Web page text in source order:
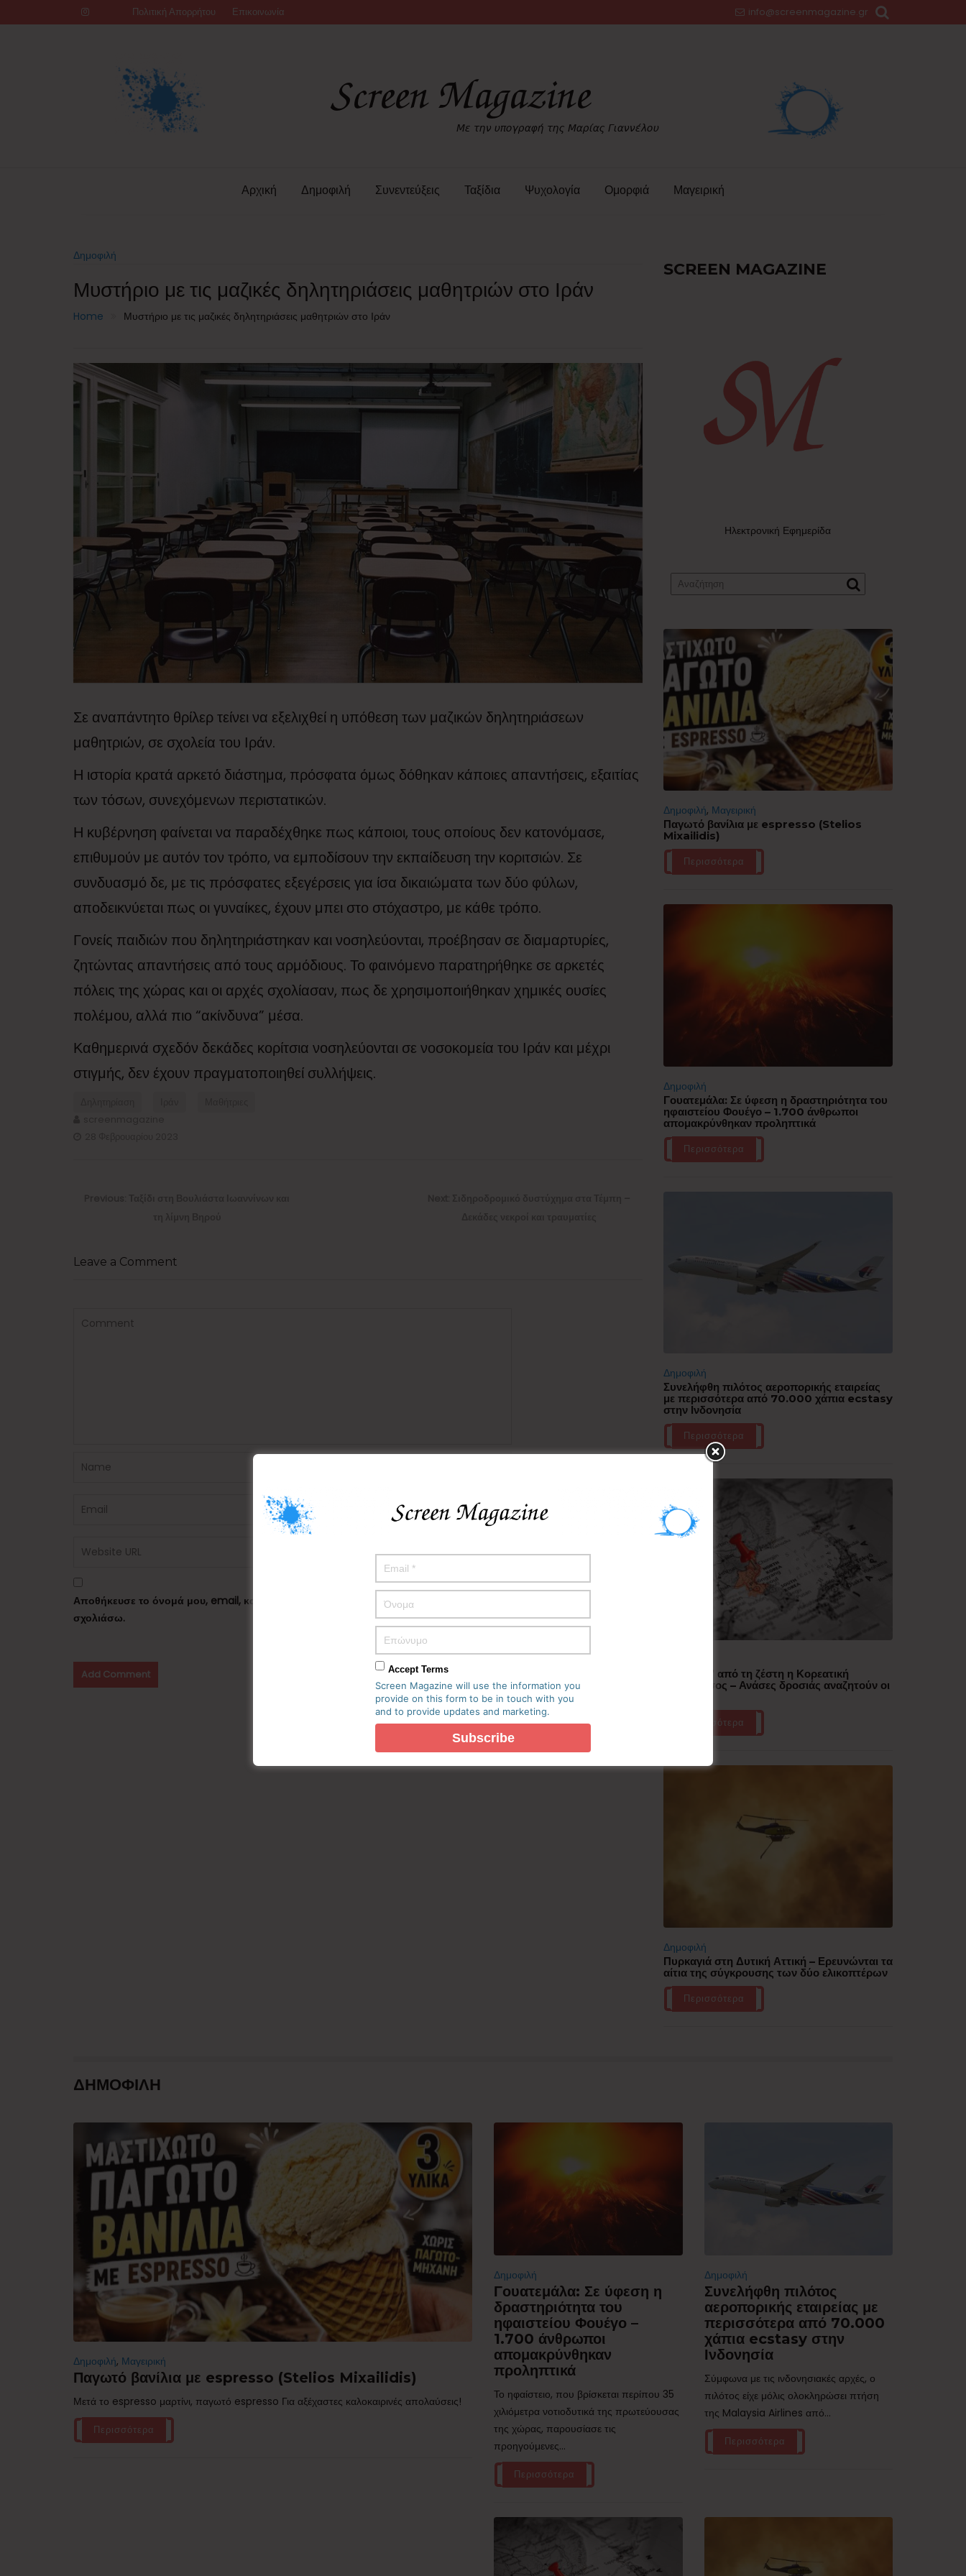
to
Πολιτική Απορρήτου Επικοινωνία info@screenmagazine.gr
Αρχική Δημοφιλή Συνεντεύξεις Ταξίδια Ψυχολογία Ομορφιά Μαγειρική
Δημοφιλή
Μυστήριο με τις μαζικές δηλητηριάσεις μαθητριών στο Ιράν
Home Μυστήριο με τις μαζικές δηλητηριάσεις μαθητριών στο Ιράν
Σε αναπάντητο θρίλερ τείνει να εξελιχθεί η υπόθεση των μαζικών δηλητηριάσεων
μαθητριών, σε σχολεία του Ιράν.
Η ιστορία κρατά αρκετό διάστημα, πρόσφατα όμως δόθηκαν κάποιες απαντήσεις, εξαιτίας
των τόσων, συνεχόμενων περιστατικών.
Η κυβέρνηση φαίνεται να παραδέχθηκε πως κάποιοι, τους οποίους δεν κατονόμασε,
επιθυμούν με αυτόν τον τρόπο, να εμποδίσουν την εκπαίδευση την κοριτσιών. Σε
συνδυασμό δε, με τις πρόσφατες εξεγέρσεις για ίσα δικαιώματα των δύο φύλων,
αποδεικνύεται πως οι γυναίκες, έχουν μπει στο στόχαστρο, με κάθε τρόπο.
Γονείς παιδιών που δηλητηριάστηκαν και νοσηλεύονται, προέβησαν σε διαμαρτυρίες,
ζητώντας απαντήσεις από τους αρμόδιους. Το φαινόμενο παρατηρήθηκε σε αρκετές
πόλεις της χώρας και οι αρχές σχολίασαν, πως δε χρησιμοποιήθηκαν χημικές ουσίες
πολέμου, αλλά πιο “ακίνδυνα” μέσα.
Καθημερινά σχεδόν δεκάδες κορίτσια νοσηλεύονται σε νοσοκομεία του Ιράν και μέχρι
στιγμής, δεν έχουν πραγματοποιηθεί συλλήψεις.
Leave a Comment
Αποθήκευσε το όνομά μου, email, και τον ιστότοπο μου σε αυτόν τον πλοηγό για την επόμενη φορά που θα
σχολιάσω.
SCREEN MAGAZINE
Ηλεκτρονική Εφημερίδα
Δημοφιλή, Μαγειρική
Παγωτό βανίλια με espresso (Stelios
Mixailidis)
Περισσότερα
Δημοφιλή
Γουατεμάλα: Σε ύφεση η δραστηριότητα του
ηφαιστείου Φουέγο – 1.700 άνθρωποι
απομακρύνθηκαν προληπτικά
Περισσότερα
Δημοφιλή
Συνελήφθη πιλότος αεροπορικής εταιρείας
με περισσότερα από 70.000 χάπια ecstasy
στην Ινδονησία
Περισσότερα
“Έλιωσε” από τη ζέστη η Κορεατική
Χερσόνησος – Ανάσες δροσιάς αναζητούν οι
Περισσότερα
Δημοφιλή
Πυρκαγιά στη Δυτική Αττική – Ερευνώνται τα
αίτια της σύγκρουσης των δύο ελικοπτέρων
Περισσότερα
ΔΗΜΟΦΙΛΗ
Δημοφιλή, Μαγειρική
Παγωτό βανίλια με espresso (Stelios Mixailidis)
Μετά το espresso μαρτίνι, παγωτό espresso Για αξέχαστες καλοκαιρινές απολαύσεις!
Περισσότερα
Δημοφιλή
Γουατεμάλα: Σε ύφεση η
δραστηριότητα του
ηφαιστείου Φουέγο –
1.700 άνθρωποι
απομακρύνθηκαν
προληπτικά
Το ηφαίστειο, που βρίσκεται περίπου 35
χιλιόμετρα νοτιοδυτικά της πρωτεύουσας
της χώρας, παρουσίασε τις
προηγούμενες...
Περισσότερα
Δημοφιλή
Συνελήφθη πιλότος
αεροπορικής εταιρείας με
περισσότερα από 70.000
χάπια ecstasy στην
Ινδονησία
Σύμφωνα με τις ινδονησιακές αρχές, ο
πιλότος είχε μόλις ολοκληρώσει πτήση
της Malaysia Airlines από...
Περισσότερα
Accept Terms
Screen Magazine will use the information you
provide on this form to be in touch with you
and to provide updates and marketing.